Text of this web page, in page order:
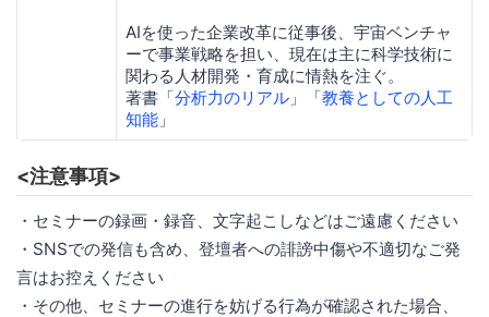
AIを使った企業改革に従事後、宇宙ベンチャ
ーで事業戦略を担い、現在は主に科学技術に
関わる人材開発・育成に情熱を注ぐ。
著書「分析力のリアル 」「教養としての人工
知能 」
<注意事項>
・セミナーの録画・録音、文字起こしなどはご遠慮ください
・SNSでの発信も含め、登壇者への誹謗中傷や不適切なご発
言はお控えください
・その他、セミナーの進行を妨げる行為が確認された場合、